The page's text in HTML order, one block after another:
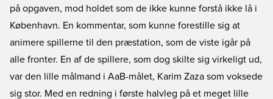
på opgaven, mod holdet som de ikke kunne forstå ikke lå i
København. En kommentar, som kunne forestille sig at
animere spillerne til den præstation, som de viste igår på
alle fronter. En af de spillere, som dog skilte sig virkeligt ud,
var den lille målmand i AaB-målet, Karim Zaza som voksede
sig stor. Med en redning i første halvleg på et meget lille